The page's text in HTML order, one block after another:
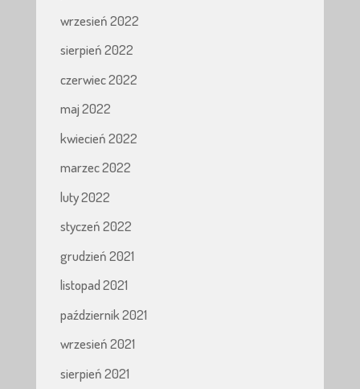
wrzesień 2022
sierpień 2022
czerwiec 2022
maj 2022
kwiecień 2022
marzec 2022
luty 2022
styczeń 2022
grudzień 2021
listopad 2021
październik 2021
wrzesień 2021
sierpień 2021